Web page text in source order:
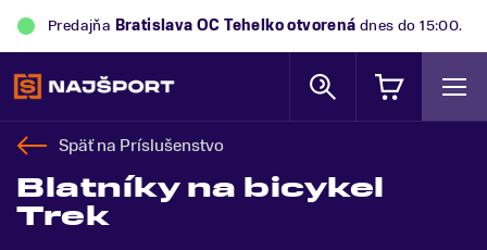
Predajňa Bratislava OC Tehelkootvorená dnes do 15:00.
Späť na Príslušenstvo
Blatníky na bicykel
Trek